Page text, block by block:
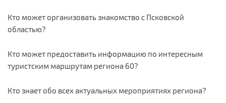
Кто может организовать знакомство с Псковской
областью?
Кто может предоставить информацию по интересным
туристским маршрутам региона 60?
Кто знает обо всех актуальных мероприятиях региона?